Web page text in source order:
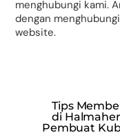
menghubungi kami.
dengan
website.
Tips
di
Pembuat